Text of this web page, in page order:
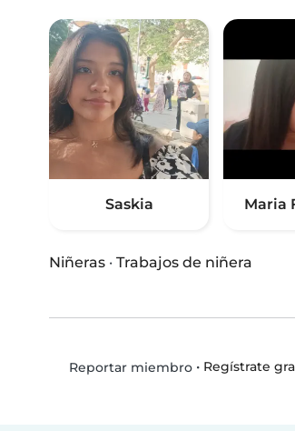
Saskia Maria
Niñeras · Trabajos de niñera
Reportar miembro• Regístrate